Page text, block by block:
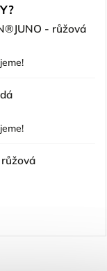
- růžová